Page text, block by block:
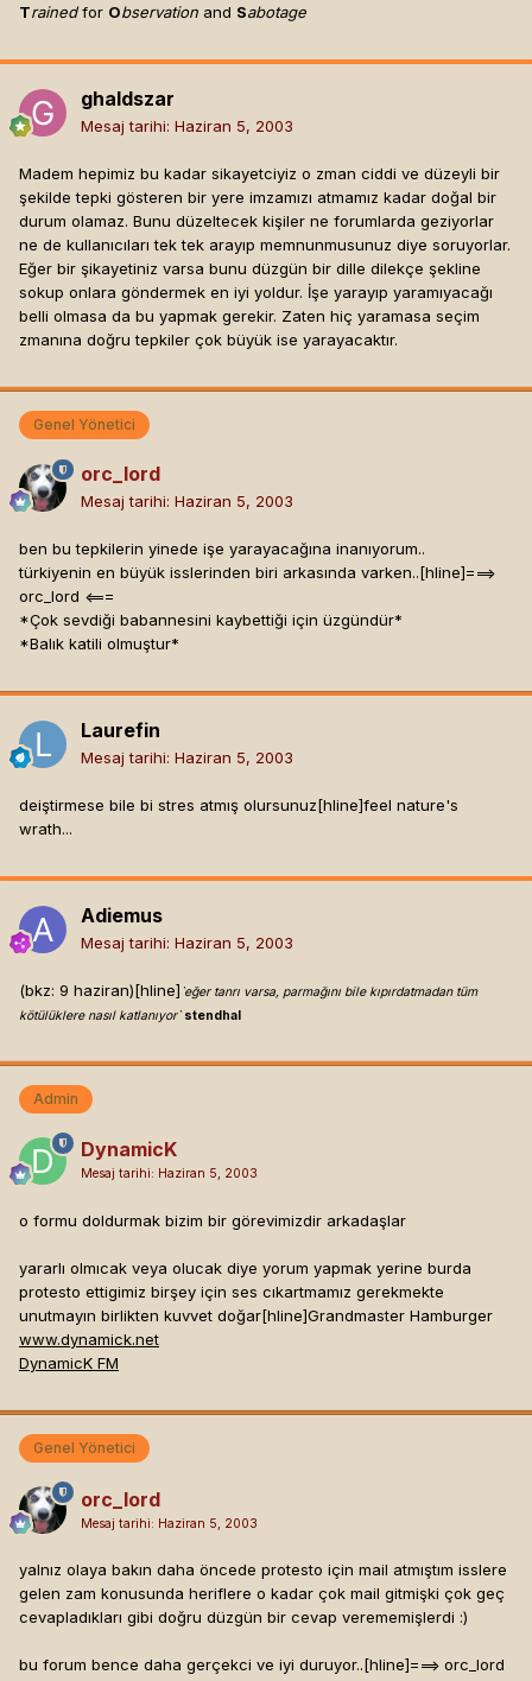
Trainedfor Observation and Sabotage
ghaldszar
Mesaj tarihi: Haziran 5, 2003
Madem hepimiz bu kadar sikayetciyiz o zman ciddi ve düzeyli bir
şekilde tepki gösteren bir yere imzamızı atmamız kadar doğal bir
durum olamaz. Bunu düzeltecek kişiler ne forumlarda geziyorlar
ne de kullanıcıları tek tek arayıp memnunmusunuz diye soruyorlar.
Eğer bir şikayetiniz varsa bunu düzgün bir dille dilekçe şekline
sokup onlara göndermek en iyi yoldur. İşe yarayıp yaramıyacağı
belli olmasa da bu yapmak gerekir. Zaten hiç yaramasa seçim
zmanına doğru tepkiler çok büyük ise yarayacaktır.
Genel Yönetici
orc_lord
Mesaj tarihi: Haziran 5, 2003
ben bu tepkilerin yinede işe yarayacağına inanıyorum..
türkiyenin en büyük isslerinden biri arkasında varken..[hline]===>
orc_lord <===
*Çok sevdiği babannesini kaybettiği için üzgündür*
*Balık katili olmuştur*
Laurefin
Mesaj tarihi: Haziran 5, 2003
deiştirmese bile bi stres atmış olursunuz[hline]feel nature's
wrath...
Adiemus
Mesaj tarihi: Haziran 5, 2003
(bkz: 9 haziran)[hline] `eğer tanrı varsa, parmağını bile kıpırdatmadan tüm
kötülüklere nasıl katlanıyor` stendhal
Admin
DynamicK
Mesaj tarihi: Haziran 5, 2003
o formu doldurmak bizim bir görevimizdir arkadaşlar
yararlı olmıcak veya olucak diye yorum yapmak yerine burda
protesto ettigimiz birşey için ses cıkartmamız gerekmekte
unutmayın birlikten kuvvet doğar[hline]Grandmaster Hamburger
www.dynamick.net
DynamicK FM
Genel Yönetici
orc_lord
Mesaj tarihi: Haziran 5, 2003
yalnız olaya bakın daha öncede protesto için mail atmıştım isslere
gelen zam konusunda heriflere o kadar çok mail gitmişki çok geç
cevapladıkları gibi doğru düzgün bir cevap verememişlerdi :)
bu forum bence daha gerçekci ve iyi duruyor..[hline]===> orc_lord